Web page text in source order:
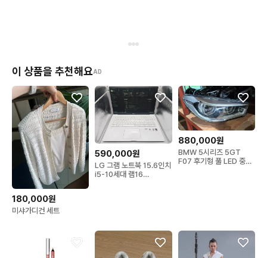
이 상품을 추천해요AD
180,000원
미샤가디건 세트
590,000원
LG 그램 노트북 15.6인치
i5-10세대 램16
880,000원
BMW 5시리즈 5GT
F07 후기형 풀 LED 중고